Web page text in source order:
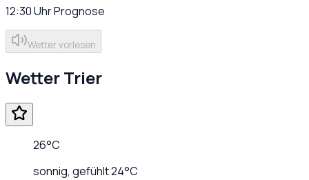
12:30UhrPrognose
Wetter vorlesen
WetterTrier
26°C
sonnig, gefühlt24°C